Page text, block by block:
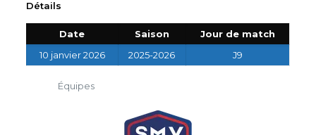
Détails
Date Saison
Jour de match
10 janvier 2026
2025-2026 J9
Équipes